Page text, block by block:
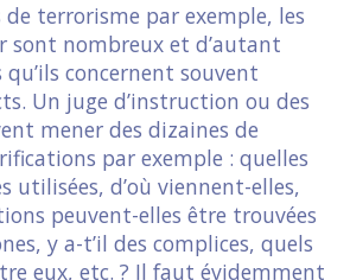
de terrorisme par exemple, les
sont nombreux et d’autant
concernent souvent
Un juge d’instruction ou des
mener des dizaines de
par exemple : quelles
utilisées, d’où viennent-elles,
peuvent-elles être trouvées
y a-t’il des complices, quels
eux, etc. ? Il faut évidemment